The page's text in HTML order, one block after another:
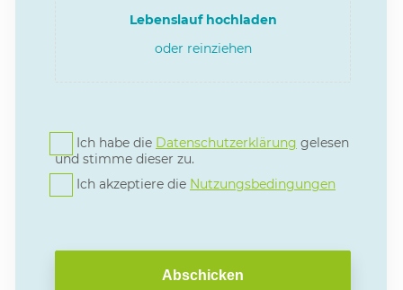
Lebenslauf hochladen
oder reinziehen
Ich habe die Datenschutzerklärung gelesen
und stimme dieser zu.
Ich akzeptiere die Nutzungsbedingungen
Abschicken